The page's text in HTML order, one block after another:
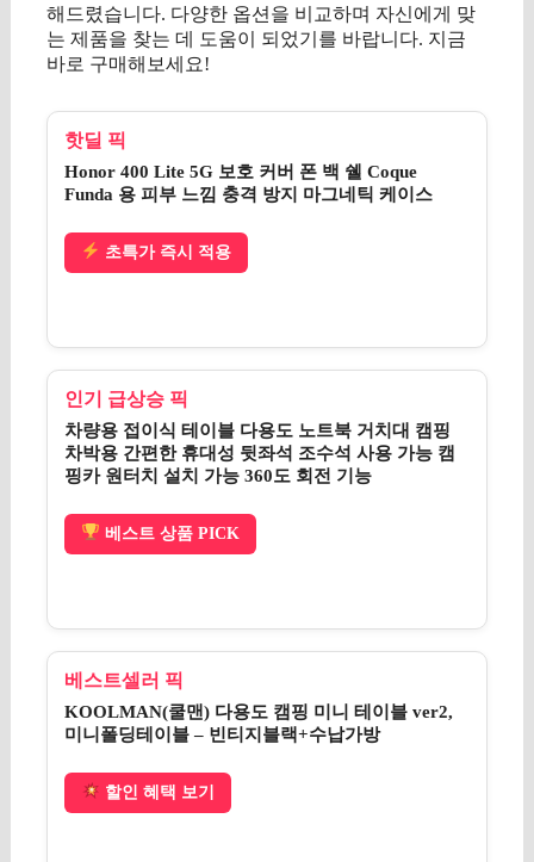
해드렸습니다. 다양한 옵션을 비교하며 자신에게 맞
는 제품을 찾는 데 도움이 되었기를 바랍니다. 지금
바로 구매해보세요!
핫딜 픽
Honor 400 Lite 5G 보호 커버 폰 백 쉘 Coque
Funda 용 피부 느낌 충격 방지 마그네틱 케이스
초특가 즉시 적용
인기 급상승 픽
차량용 접이식 테이블 다용도 노트북 거치대 캠핑
차박용 간편한 휴대성 뒷좌석 조수석 사용 가능 캠
핑카 원터치 설치 가능 360도 회전 기능
베스트 상품 PICK
베스트셀러 픽
KOOLMAN(쿨맨) 다용도 캠핑 미니 테이블 ver2,
미니폴딩테이블 – 빈티지블랙+수납가방
할인 혜택 보기